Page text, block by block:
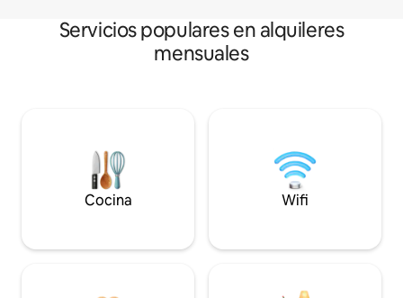
Servicios populares en alquileres
mensuales
Cocina Wifi